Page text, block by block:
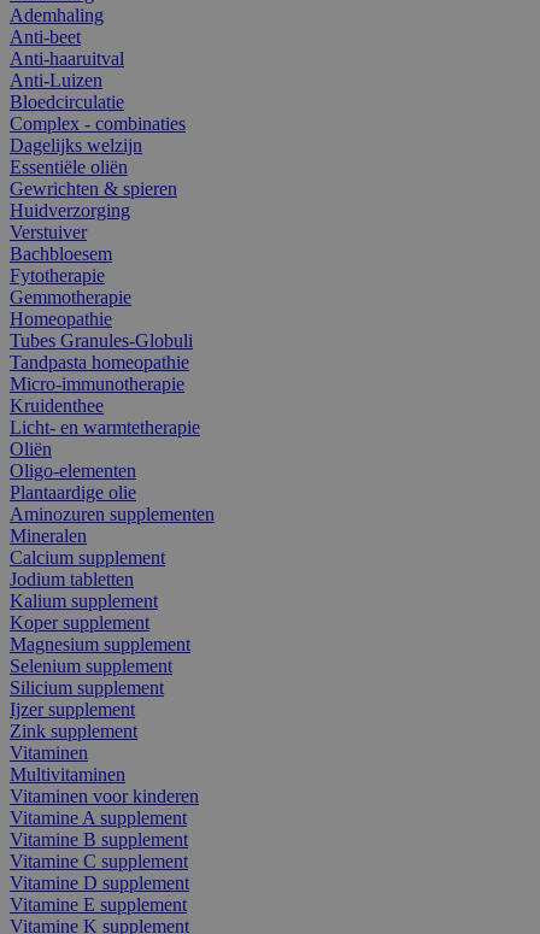
Ademhaling
Anti-beet
Anti-haaruitval
Anti-Luizen
Bloedcirculatie
Complex - combinaties
Dagelijks welzijn
Essentiële oliën
Gewrichten & spieren
Huidverzorging
Verstuiver
Bachbloesem
Fytotherapie
Gemmotherapie
Homeopathie
Tubes Granules-Globuli
Tandpasta homeopathie
Micro-immunotherapie
Kruidenthee
Licht- en warmtetherapie
Oliën
Oligo-elementen
Plantaardige olie
Aminozuren supplementen
Mineralen
Calcium supplement
Jodium tabletten
Kalium supplement
Koper supplement
Magnesium supplement
Selenium supplement
Silicium supplement
Ijzer supplement
Zink supplement
Vitaminen
Multivitaminen
Vitaminen voor kinderen
Vitamine A supplement
Vitamine B supplement
Vitamine C supplement
Vitamine D supplement
Vitamine E supplement
Vitamine K supplement